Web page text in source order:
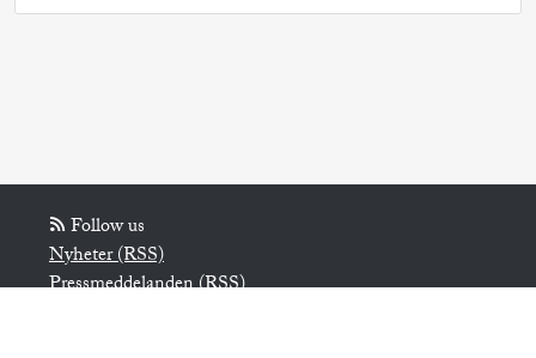
Follow us
Nyheter (RSS)
Pressmeddelanden (RSS)